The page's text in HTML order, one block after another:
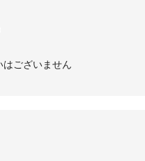
ございません